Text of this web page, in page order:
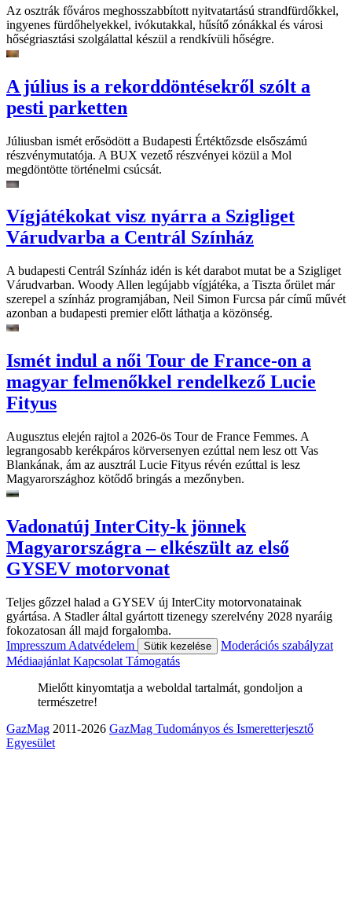
Az osztrák főváros meghosszabbított nyitvatartású strandfürdőkkel,
ingyenes fürdőhelyekkel, ivókutakkal, hűsítő zónákkal és városi
hőségriasztási szolgálattal készül a rendkívüli hőségre.
A július is a rekorddöntésekről szólt a
pesti parketten
Júliusban ismét erősödött a Budapesti Értéktőzsde elsőszámú
részvénymutatója. A BUX vezető részvényei közül a Mol
megdöntötte történelmi csúcsát.
Vígjátékokat visz nyárra a Szigliget
Várudvarba a Centrál Színház
A budapesti Centrál Színház idén is két darabot mutat be a Szigliget
Várudvarban. Woody Allen legújabb vígjátéka, a Tiszta őrület már
szerepel a színház programjában, Neil Simon Furcsa pár című művét
azonban a budapesti premier előtt láthatja a közönség.
Ismét indul a női Tour de France-on a
magyar felmenőkkel rendelkező Lucie
Fityus
Augusztus elején rajtol a 2026-ös Tour de France Femmes. A
legrangosabb kerékpáros körversenyen ezúttal nem lesz ott Vas
Blankának, ám az ausztrál Lucie Fityus révén ezúttal is lesz
Magyarországhoz kötődő bringás a mezőnyben.
Vadonatúj InterCity-k jönnek
Magyarországra – elkészült az első
GYSEV motorvonat
Teljes gőzzel halad a GYSEV új InterCity motorvonatainak
gyártása. A Stadler által gyártott tizenegy szerelvény 2028 nyaráig
fokozatosan áll majd forgalomba.
Impresszum Adatvédelem Sütik kezelése
Moderációs szabályzat
Médiaajánlat Kapcsolat Támogatás
Mielőtt kinyomtatja a weboldal tartalmát, gondoljon a
természetre!
GazMag 2011-2026 GazMag Tudományos és Ismeretterjesztő
Egyesület